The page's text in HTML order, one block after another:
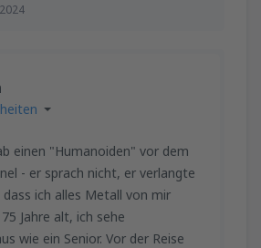
einen "Humanoiden" vor dem
- er sprach nicht, er verlangte
ich alles Metall von mir
Jahre alt, ich sehe
wie ein Senior. Vor der Reise